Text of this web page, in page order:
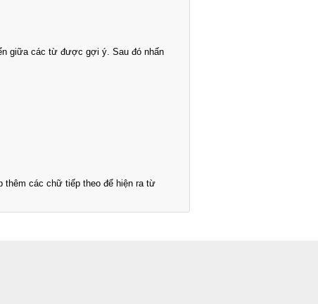
giữa các từ được gợi ý. Sau đó nhấn
thêm các chữ tiếp theo để hiện ra từ